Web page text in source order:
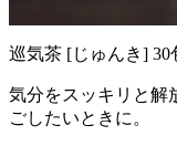
巡気茶 [じゅんき]
気分をスッキリと解
ごしたいときに。